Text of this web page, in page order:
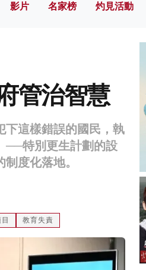
影片 名家榜 灼見活動
管治智慧
下這樣錯誤的國民，執
──特別更生計劃的設
度化落地。
教育失責